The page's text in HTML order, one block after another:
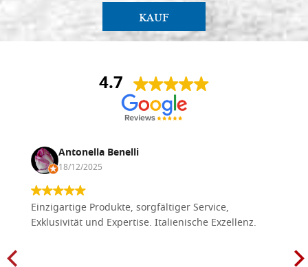
KAUF
4.7
Antonella Benelli
18/12/2025
Einzigartige Produkte, sorgfältiger Service,
Exklusivität und Expertise. Italienische Exzellenz.